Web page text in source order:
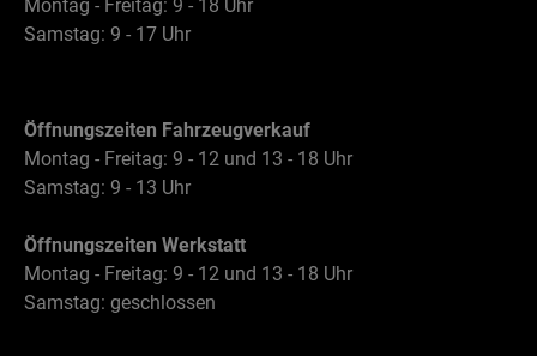
legen, die sich nahtlos in bestehende OEM-
Komponenten, Fenster und andere Ersatzteile
Montag - Freitag: 9 - 18 Uhr
Samstag: 9 - 17 Uhr
Öffnungszeiten Fahrzeugverkauf
Montag - Freitag: 9 - 12 und 13 - 18 Uhr
Samstag: 9 - 13 Uhr
Öffnungszeiten Werkstatt
Montag - Freitag: 9 - 12 und 13 - 18 Uhr
Samstag: geschlossen